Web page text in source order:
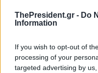
ThePresident.gr - Do
Information
If you wish to opt-out of
processing of your
targeted advertising by
Μέση Ανατολή:
η ένταση ΗΠΑ-Ιράν με